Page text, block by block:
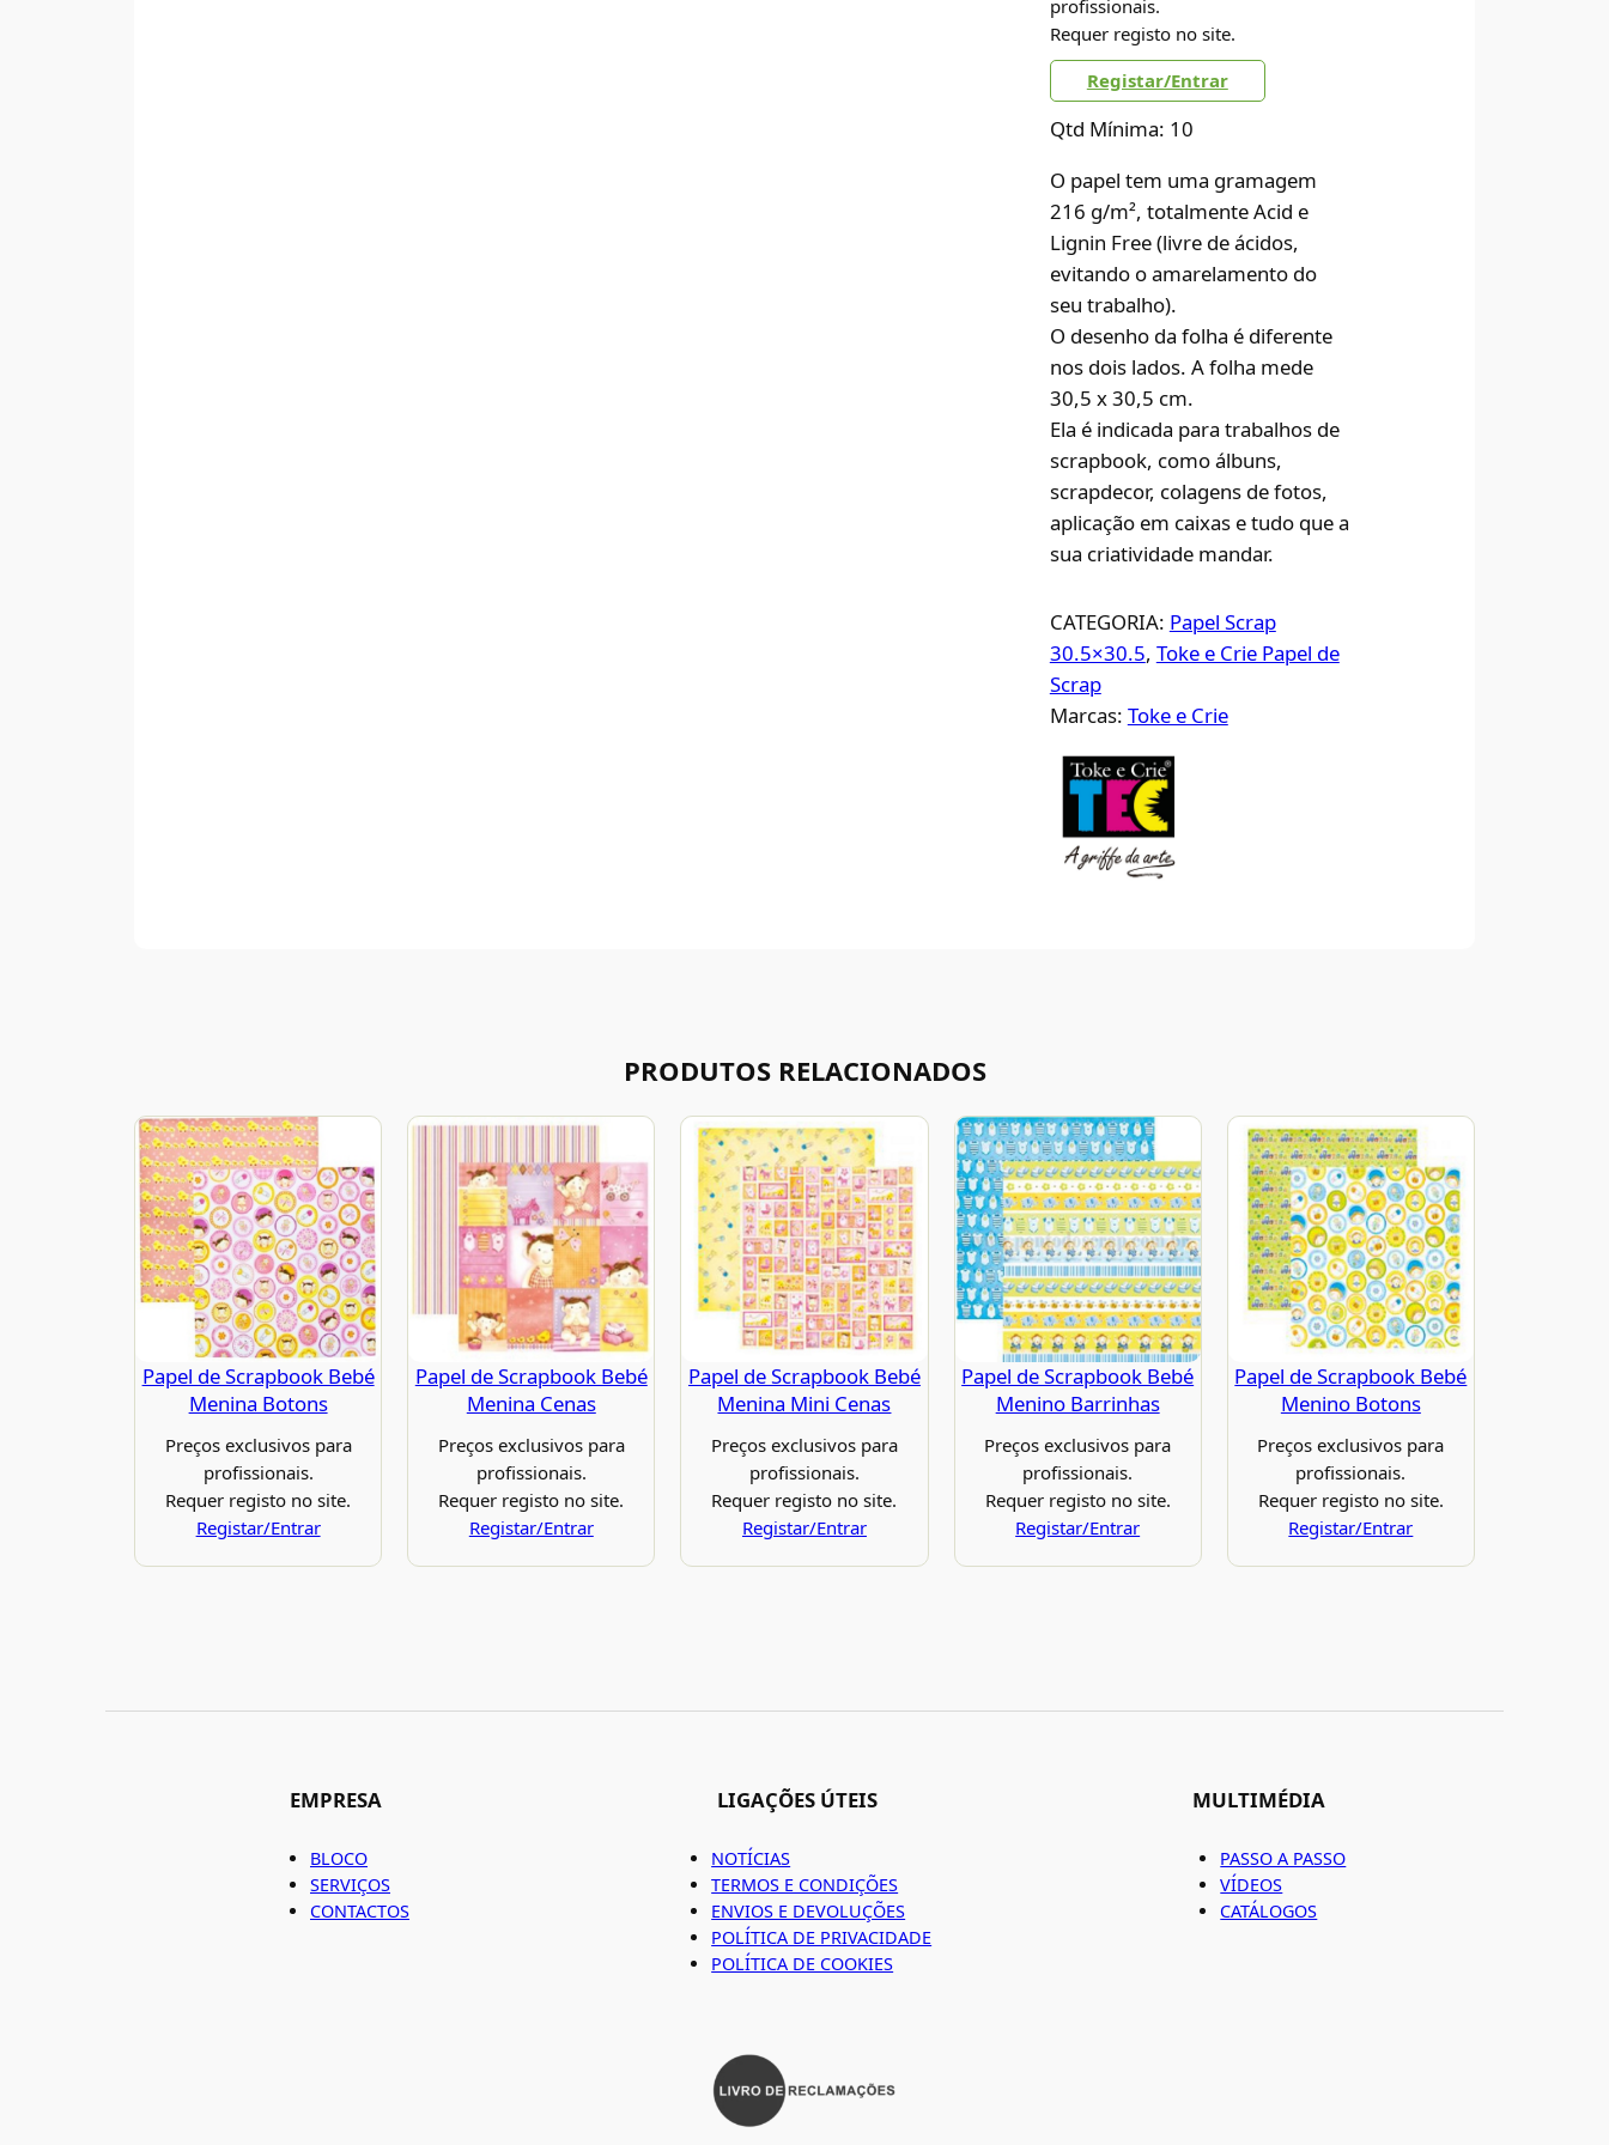
profissionais.
Requer registo no site.
Registar/Entrar
Qtd Mínima: 10
O papel tem uma gramagem
216 g/m², totalmente Acid e
Lignin Free (livre de ácidos,
evitando o amarelamento do
seu trabalho).
O desenho da folha é diferente
nos dois lados. A folha mede
30,5 x 30,5 cm.
Ela é indicada para trabalhos de
scrapbook, como álbuns,
scrapdecor, colagens de fotos,
aplicação em caixas e tudo que a
sua criatividade mandar.
CATEGORIA: Papel Scrap
30.5×30.5, Toke e Crie Papel de
Scrap
Marcas: Toke e Crie
PRODUTOS RELACIONADOS
Papel de Scrapbook Bebé
Menina Botons
Preços exclusivos para
profissionais.
Requer registo no site.
Registar/Entrar
Papel de Scrapbook Bebé
Menina Cenas
Preços exclusivos para
profissionais.
Requer registo no site.
Registar/Entrar
Papel de Scrapbook Bebé
Menina Mini Cenas
Preços exclusivos para
profissionais.
Requer registo no site.
Registar/Entrar
Papel de Scrapbook Bebé
Menino Barrinhas
Preços exclusivos para
profissionais.
Requer registo no site.
Registar/Entrar
Papel de Scrapbook Bebé
Menino Botons
Preços exclusivos para
profissionais.
Requer registo no site.
Registar/Entrar
EMPRESA
BLOCO
SERVIÇOS
CONTACTOS
LIGAÇÕES ÚTEIS
NOTÍCIAS
TERMOS E CONDIÇÕES
ENVIOS E DEVOLUÇÕES
POLÍTICA DE PRIVACIDADE
POLÍTICA DE COOKIES
MULTIMÉDIA
PASSO A PASSO
VÍDEOS
CATÁLOGOS